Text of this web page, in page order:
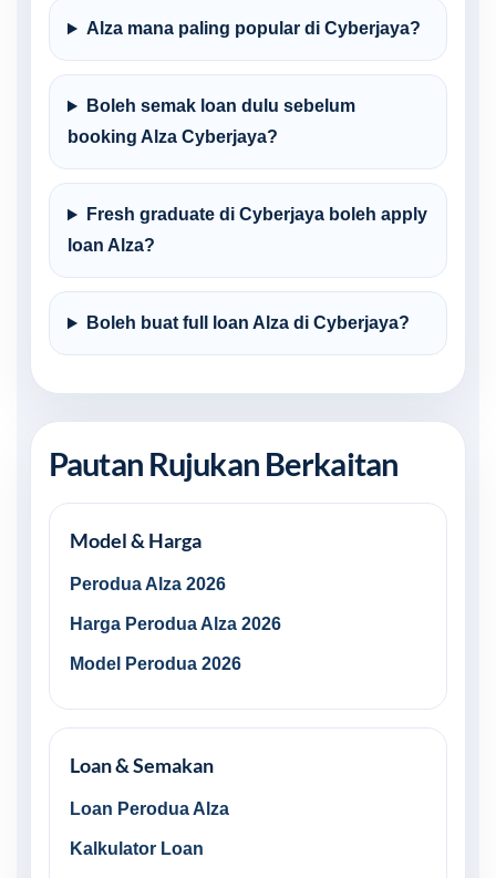
Alza mana paling popular di Cyberjaya?
Boleh semak loan dulu sebelum
booking Alza Cyberjaya?
Fresh graduate di Cyberjaya boleh apply
loan Alza?
Boleh buat full loan Alza di Cyberjaya?
Pautan Rujukan Berkaitan
Model & Harga
Perodua Alza 2026
Harga Perodua Alza 2026
Model Perodua 2026
Loan & Semakan
Loan Perodua Alza
Kalkulator Loan